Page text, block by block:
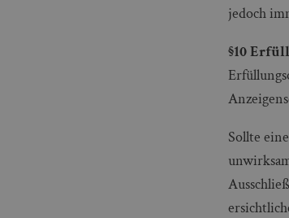
jedoch
§10
Sollte